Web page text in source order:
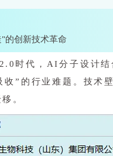
的创新技术革命
时代，AI分子设计
收”的行业难题。技术
。